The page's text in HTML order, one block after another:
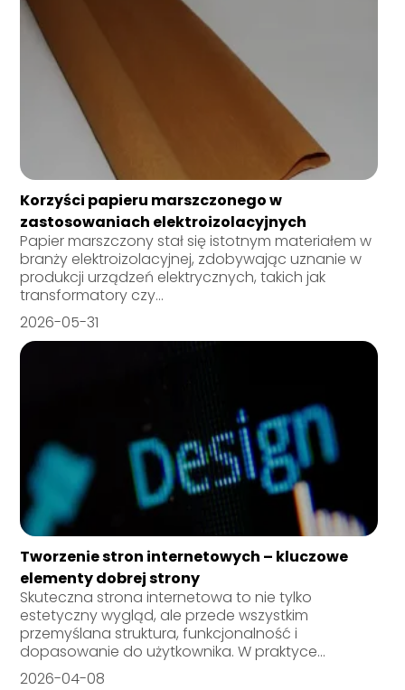
Korzyści papieru marszczonego w
zastosowaniach elektroizolacyjnych
Papier marszczony stał się istotnym materiałem w
branży elektroizolacyjnej, zdobywając uznanie w
produkcji urządzeń elektrycznych, takich jak
transformatory czy...
2026-05-31
Tworzenie stron internetowych – kluczowe
elementy dobrej strony
Skuteczna strona internetowa to nie tylko
estetyczny wygląd, ale przede wszystkim
przemyślana struktura, funkcjonalność i
dopasowanie do użytkownika. W praktyce...
2026-04-08